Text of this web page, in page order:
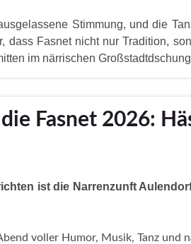
Stimmung, und die
Fasnet nicht nur Tradition,
im närrischen
Fasnet 2026:
ist die Narrenzunft
voller Humor, Musik, Tanz und